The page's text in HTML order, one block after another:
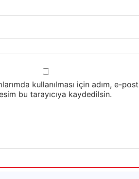
kullanılması için adım, e-
bu tarayıcıya kaydedilsin.